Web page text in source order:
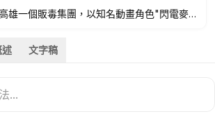
雄一個販毒集團，以知名動畫角色"閃電麥
，警方歷經數月監控，兵分多路，一口氣逮
述 文字稿